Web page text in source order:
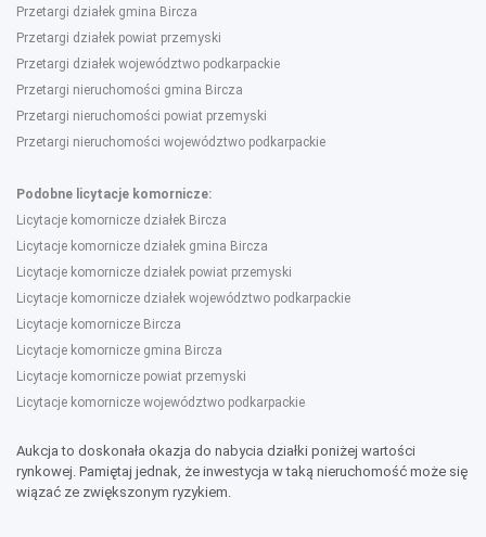
Przetargi działek gmina Bircza
Przetargi działek powiat przemyski
Przetargi działek województwo podkarpackie
Przetargi nieruchomości gmina Bircza
Przetargi nieruchomości powiat przemyski
Przetargi nieruchomości województwo podkarpackie
Podobne licytacje komornicze:
Licytacje komornicze działek Bircza
Licytacje komornicze działek gmina Bircza
Licytacje komornicze działek powiat przemyski
Licytacje komornicze działek województwo podkarpackie
Licytacje komornicze Bircza
Licytacje komornicze gmina Bircza
Licytacje komornicze powiat przemyski
Licytacje komornicze województwo podkarpackie
Aukcja to doskonała okazja do nabycia działki poniżej wartości
rynkowej. Pamiętaj jednak, że inwestycja w taką nieruchomość może się
wiązać ze zwiększonym ryzykiem.